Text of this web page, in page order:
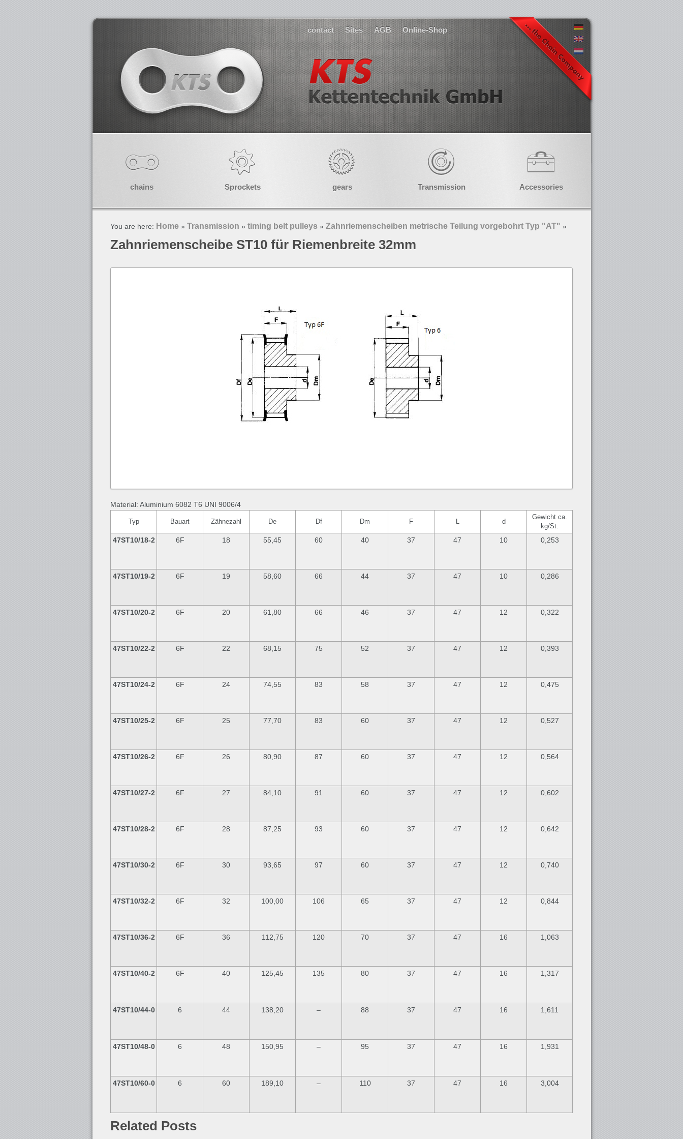
contact Sites AGB Online-Shop
chains Sprockets gears Transmission Accessories
You are here: Home » Transmission » timing belt pulleys » Zahnriemenscheiben metrische Teilung vorgebohrt Typ "AT" »
Zahnriemenscheibe ST10 für Riemenbreite 32mm
Material: Aluminium 6082 T6 UNI 9006/4
Typ Bauart Zähnezahl De Df Dm F L d
Gewicht ca.
kg/St.
47ST10/18-2 6F 18 55,45 60 40 37 47 10 0,253
47ST10/19-2 6F 19 58,60 66 44 37 47 10 0,286
47ST10/20-2 6F 20 61,80 66 46 37 47 12 0,322
47ST10/22-2 6F 22 68,15 75 52 37 47 12 0,393
47ST10/24-2 6F 24 74,55 83 58 37 47 12 0,475
47ST10/25-2 6F 25 77,70 83 60 37 47 12 0,527
47ST10/26-2 6F 26 80,90 87 60 37 47 12 0,564
47ST10/27-2 6F 27 84,10 91 60 37 47 12 0,602
47ST10/28-2 6F 28 87,25 93 60 37 47 12 0,642
47ST10/30-2 6F 30 93,65 97 60 37 47 12 0,740
47ST10/32-2 6F 32 100,00 106 65 37 47 12 0,844
47ST10/36-2 6F 36 112,75 120 70 37 47 16 1,063
47ST10/40-2 6F 40 125,45 135 80 37 47 16 1,317
47ST10/44-0 6 44 138,20 – 88 37 47 16 1,611
47ST10/48-0 6 48 150,95 – 95 37 47 16 1,931
47ST10/60-0 6 60 189,10 – 110 37 47 16 3,004
Related Posts